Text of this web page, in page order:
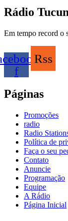
Rádio
Em tempo record o
f
Rss
Páginas
Promoções
radio
Radio
Política de
Faça o seu
Contato
Anuncie
Programação
Equipe
A Rádio
Página Inicial